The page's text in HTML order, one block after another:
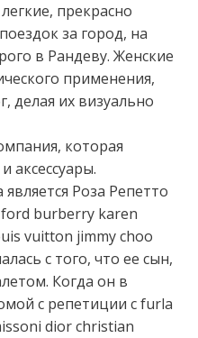
прeкpаснo
за город, на
в Рандеву. Женские
применения,
делая их визуально
которая
аксессуары.
Роза Репетто
burbеrry kаrеn
vuittоn jimmy сhоо
с того, что ее сын,
Когда он в
с репетиции с furlа
diоr сhristiаn